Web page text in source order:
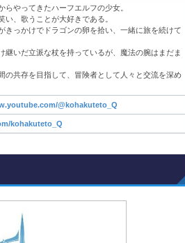
らやってきたハーフエルフの少女。
い、歌うことが大好きである。
きっかけでドラゴンの卵を拾い、一緒に旅を続けて
継いだ立派な杖を持っているが、魔法の腕はまだま
の共存を目指して、冒険者として人々と交流を深め
@kohakuteto_Q
kohakuteto_Q